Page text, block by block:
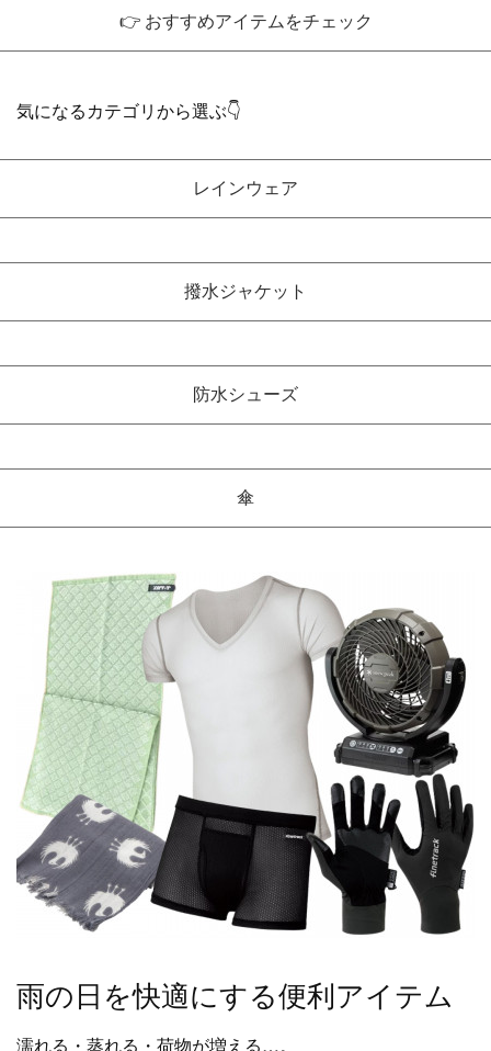
👉 おすすめアイテムをチェック
気になるカテゴリから選ぶ👇
レインウェア
撥水ジャケット
防水シューズ
傘
雨の日を快適にする便利アイテム
濡れる・蒸れる・荷物が増える…。